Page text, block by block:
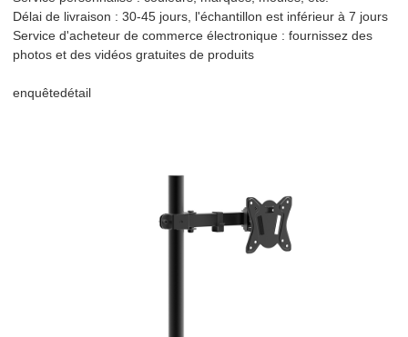
Délai de livraison : 30-45 jours, l'échantillon est inférieur à 7 jours
Service d'acheteur de commerce électronique : fournissez des
photos et des vidéos gratuites de produits
enquêtedétail